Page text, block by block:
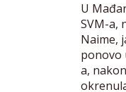
U
SVM-a,
Naime,
ponovo
a,